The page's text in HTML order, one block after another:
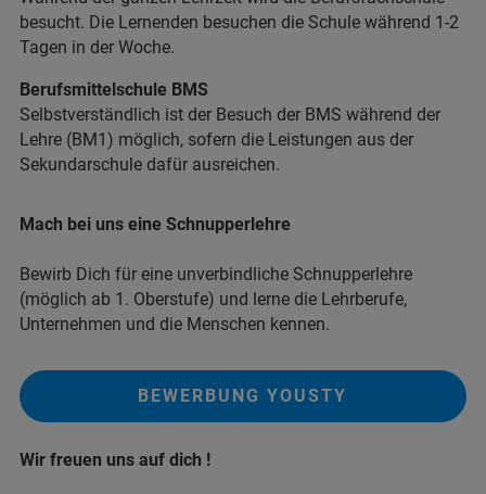
besucht. Die Lernenden besuchen die Schule während 1-2
Tagen in der Woche.
Berufsmittelschule BMS
Selbstverständlich ist der Besuch der BMS während der
Lehre (BM1) möglich, sofern die Leistungen aus der
Sekundarschule dafür ausreichen.
Mach bei uns eine Schnupperlehre
Bewirb Dich für eine unverbindliche Schnupperlehre
(möglich ab 1. Oberstufe) und lerne die Lehrberufe,
Unternehmen und die Menschen kennen.
BEWERBUNG YOUSTY
Wir freuen uns auf dich !